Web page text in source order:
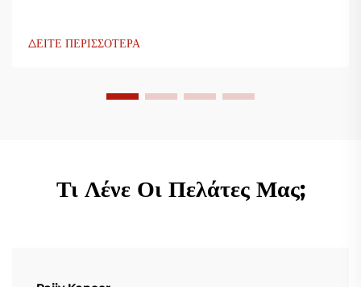
ΔΕΙΤΕ ΠΕΡΙΣΣΟΤΕΡΑ
Τι Λένε Οι Πελάτες Μας;